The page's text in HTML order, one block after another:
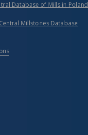
Database of Mills in Poland
Millstones Database